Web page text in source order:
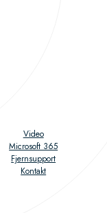
Video
Microsoft 365
Fjernsupport
Kontakt